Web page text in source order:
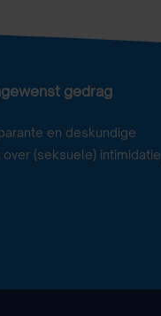
gedrag
en deskundige
(seksuele) intimidatie,